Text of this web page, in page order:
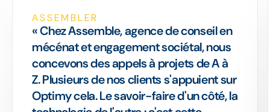
ASSEMBLER
« Chez Assemble, agence de conseil en
mécénat et engagement sociétal, nous
concevons des appels à projets de A à
Z. Plusieurs de nos clients s'appuient sur
Optimy cela. Le savoir-faire d'un côté, la